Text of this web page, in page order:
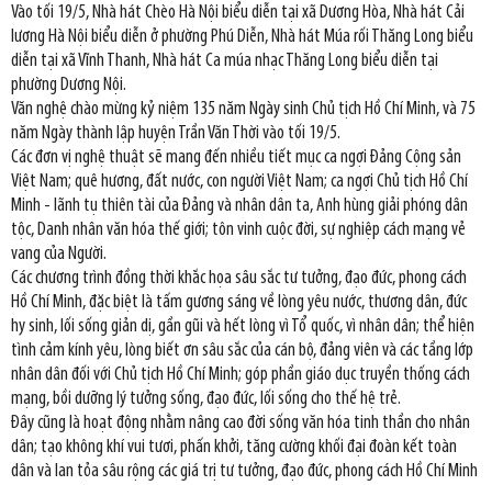
Vào tối 19/5, Nhà hát Chèo Hà Nội biểu diễn tại xã Dương Hòa, Nhà hát Cải
lương Hà Nội biểu diễn ở phường Phú Diễn, Nhà hát Múa rối Thăng Long biểu
diễn tại xã Vĩnh Thanh, Nhà hát Ca múa nhạc Thăng Long biểu diễn tại
phường Dương Nội.
Văn nghệ chào mừng kỷ niệm 135 năm Ngày sinh Chủ tịch Hồ Chí Minh, và 75
năm Ngày thành lập huyện Trần Văn Thời vào tối 19/5.
Các đơn vị nghệ thuật sẽ mang đến nhiều tiết mục ca ngợi Đảng Cộng sản
Việt Nam; quê hương, đất nước, con người Việt Nam; ca ngợi Chủ tịch Hồ Chí
Minh - lãnh tụ thiên tài của Đảng và nhân dân ta, Anh hùng giải phóng dân
tộc, Danh nhân văn hóa thế giới; tôn vinh cuộc đời, sự nghiệp cách mạng vẻ
vang của Người.
Các chương trình đồng thời khắc họa sâu sắc tư tưởng, đạo đức, phong cách
Hồ Chí Minh, đặc biệt là tấm gương sáng về lòng yêu nước, thương dân, đức
hy sinh, lối sống giản dị, gần gũi và hết lòng vì Tổ quốc, vì nhân dân; thể hiện
tình cảm kính yêu, lòng biết ơn sâu sắc của cán bộ, đảng viên và các tầng lớp
nhân dân đối với Chủ tịch Hồ Chí Minh; góp phần giáo dục truyền thống cách
mạng, bồi dưỡng lý tưởng sống, đạo đức, lối sống cho thế hệ trẻ.
Đây cũng là hoạt động nhằm nâng cao đời sống văn hóa tinh thần cho nhân
dân; tạo không khí vui tươi, phấn khởi, tăng cường khối đại đoàn kết toàn
dân và lan tỏa sâu rộng các giá trị tư tưởng, đạo đức, phong cách Hồ Chí Minh